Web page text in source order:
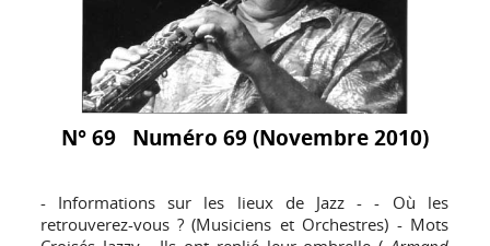
N° 69 Numéro 69 (Novembre 2010)
- Informations sur les lieux de Jazz - - Où les
retrouverez-vous ? (Musiciens et Orchestres) - Mots